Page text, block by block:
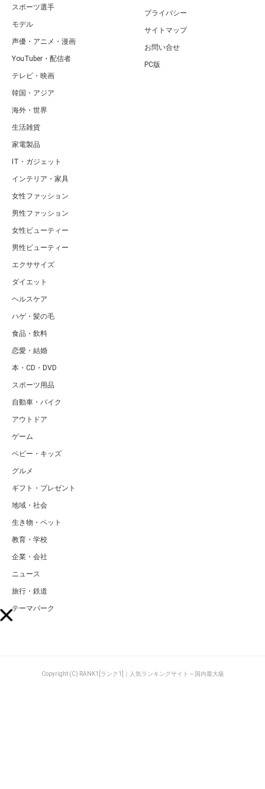
スポーツ選手
モデル
声優・アニメ・漫画
YouTuber・配信者
テレビ・映画
韓国・アジア
海外・世界
生活雑貨
家電製品
IT・ガジェット
インテリア・家具
女性ファッション
男性ファッション
女性ビューティー
男性ビューティー
エクササイズ
ダイエット
ヘルスケア
ハゲ・髪の毛
食品・飲料
恋愛・結婚
本・CD・DVD
スポーツ用品
自動車・バイク
アウトドア
ゲーム
ベビー・キッズ
グルメ
ギフト・プレゼント
地域・社会
生き物・ペット
教育・学校
企業・会社
ニュース
旅行・鉄道
テーマパーク
プライバシー
サイトマップ
お問い合せ
PC版
Copyright (C) RANK1[ランク1]｜人気ランキングサイト～国内最大級